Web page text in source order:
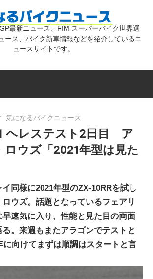
気
バ
ク
ニ
ュ
最新ニュース、FIM スーパーバイク世界選
ース、バイク新車情報などを紹介しているニ
ュースサイトです。
気になるバイクニュース
ヘレステスト2日目 ア
ロウズ「2021年型は見た
同様に2021年型のZX-10RRを試し
ウズ。話題となっているフェアリ
早速気に入り、性能と見た目の両面
。来週もまたアラゴンでテストと
に向けてまずは順調はスタートと言